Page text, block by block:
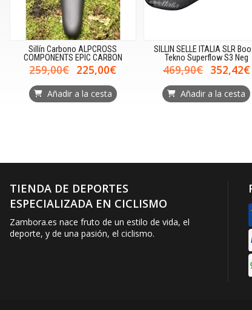
Sillín Carbono ALPCROSS
COMPONENTS EPIC CARBON
259,00€ 225,00€
Añadir a la cesta
SILLIN SELLE ITALIA SLR
Tekno Superflow S3 Neg
469,90€ 352,42€
Añadir a la cesta
TIENDA DE DEPORTES
ESPECIALIZADA EN CICLISMO
Zambora.es nace fruto de un estilo de vida, el
deporte, y de una pasión, el ciclismo.